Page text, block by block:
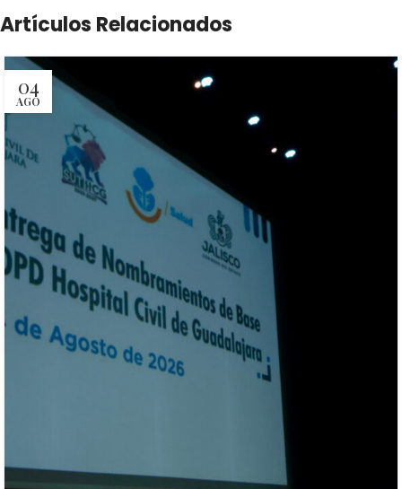
Artículos Relacionados
04
AGO